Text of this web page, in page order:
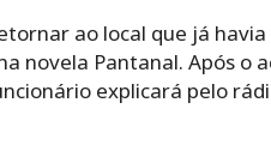
ao local que já
novela Pantanal. Após o
explicará pelo